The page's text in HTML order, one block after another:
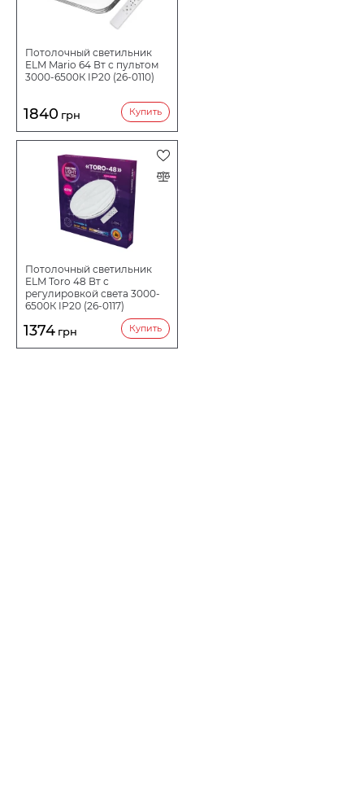
Потолочный светильник
ELM Mario 64 Вт с пультом
3000-6500К IP20 (26-0110)
1840 грн Купить
Потолочный светильник
ELM Toro 48 Вт с
регулировкой света 3000-
6500К IP20 (26-0117)
1374 грн Купить